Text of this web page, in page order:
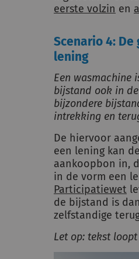
eerste volzin en
Scenario 4:
lening
Een wasmachine
bijstand ook in
bijzondere
intrekking en
De hiervoor
een lening kan
aankoopbon in,
in de vorm een
Participatiewet
de bijstand is
zelfstandige
Let op: tekst